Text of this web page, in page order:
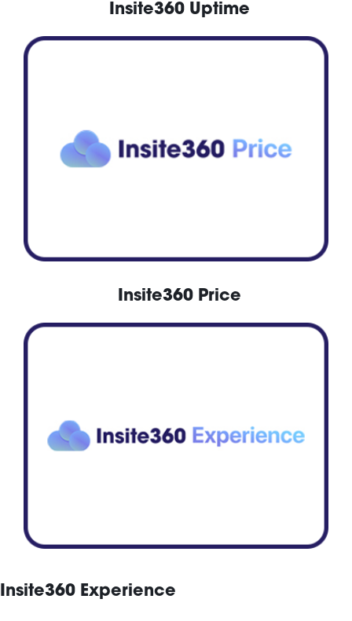
Insite360 Uptime
Insite360 Price
Insite360 Experience